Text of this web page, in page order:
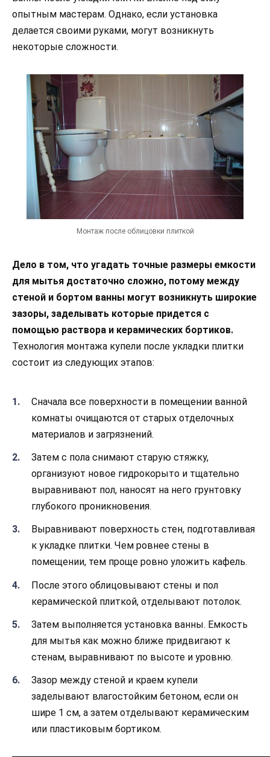
опытным мастерам. Однако, если установка
делается своими руками, могут возникнуть
некоторые сложности.
Монтаж после облицовки плиткой
Дело в том, что угадать точные размеры емкости
для мытья достаточно сложно, потому между
стеной и бортом ванны могут возникнуть широкие
зазоры, заделывать которые придется с
помощью раствора и керамических бортиков.
Технология монтажа купели после укладки плитки
состоит из следующих этапов:
Сначала все поверхности в помещении ванной
комнаты очищаются от старых отделочных
материалов и загрязнений.
Затем с пола снимают старую стяжку,
организуют новое гидрокорыто и тщательно
выравнивают пол, наносят на него грунтовку
глубокого проникновения.
Выравнивают поверхность стен, подготавливая
к укладке плитки. Чем ровнее стены в
помещении, тем проще ровно уложить кафель.
После этого облицовывают стены и пол
керамической плиткой, отделывают потолок.
Затем выполняется установка ванны. Емкость
для мытья как можно ближе придвигают к
стенам, выравнивают по высоте и уровню.
Зазор между стеной и краем купели
заделывают влагостойким бетоном, если он
шире 1 см, а затем отделывают керамическим
или пластиковым бортиком.